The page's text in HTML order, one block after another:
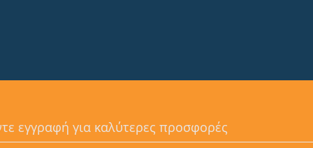
εγγραφή για καλύτερες προσφορές